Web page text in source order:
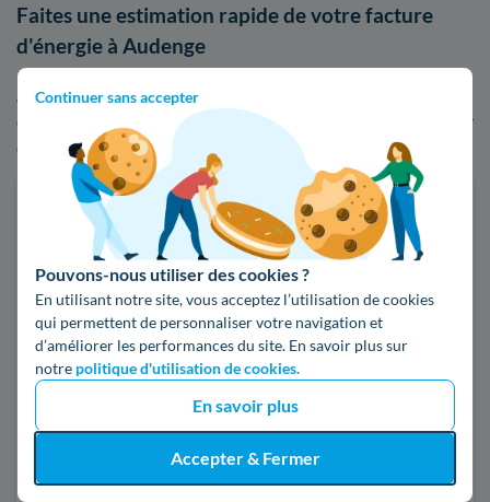
Continuer sans accepter
Pouvons-nous utiliser des cookies ?
En utilisant notre site, vous acceptez l’utilisation de cookies
qui permettent de personnaliser votre navigation et
d’améliorer les performances du site. En savoir plus sur
notre politique d'utilisation de cookies.
En savoir plus
Accepter & Fermer
Faites une estimation rapide de votre facture
d'énergie à Audenge
Afin de visualiser les écarts de tarifs entre EDF et ses
concurrents, n'hésitez pas à faire usage de notre comparateur
d'offres d'électricité ou de gaz :
Faites des économies sur vos factures d'énergie
Je compare
Électricité Gaz naturel
Code postal